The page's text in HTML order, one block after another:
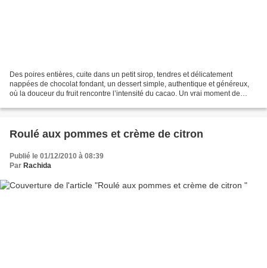
Des poires entières, cuite dans un petit sirop, tendres et délicatement
nappées de chocolat fondant, un dessert simple, authentique et généreux,
où la douceur du fruit rencontre l’intensité du cacao. Un vrai moment de
Roulé aux pommes et crème de citron
Publié le 01/12/2010 à 08:39
Par Rachida